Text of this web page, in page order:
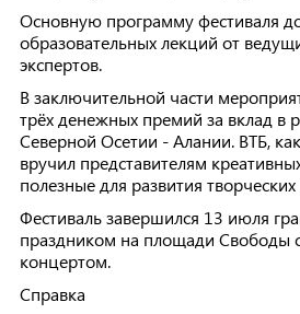
Основную программу фестиваля
образовательных лекций от
экспертов.
В заключительной части
трёх денежных премий за вклад в
Северной Осетии - Алании. ВТБ,
вручил представителям
полезные для развития
Фестиваль завершился 13 июля
праздником на площади Свободы
концертом.
Справка